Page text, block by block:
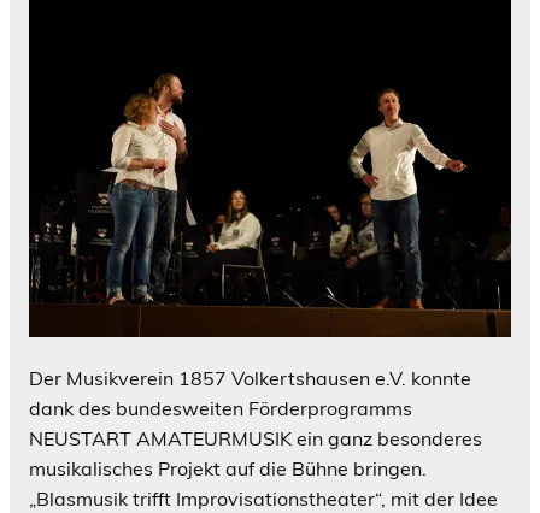
Der Musikverein 1857 Volkertshausen e.V. konnte
dank des bundesweiten Förderprogramms
NEUSTART AMATEURMUSIK ein ganz besonderes
musikalisches Projekt auf die Bühne bringen.
„Blasmusik trifft Improvisationstheater“, mit der Idee